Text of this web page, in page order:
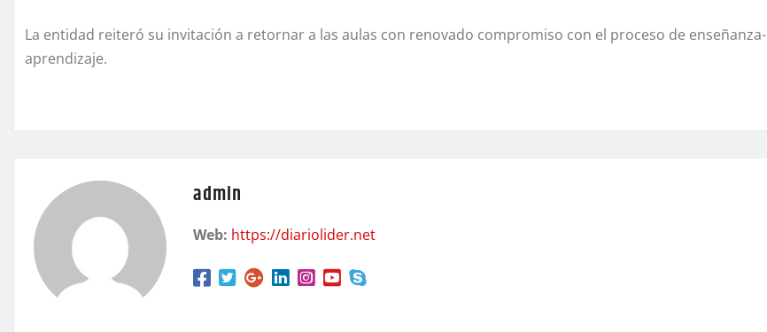
La entidad reiteró su invitación a retornar a las aulas con renovado compromiso con el proceso de enseñanza-
aprendizaje.
admin
Web: https://diariolider.net